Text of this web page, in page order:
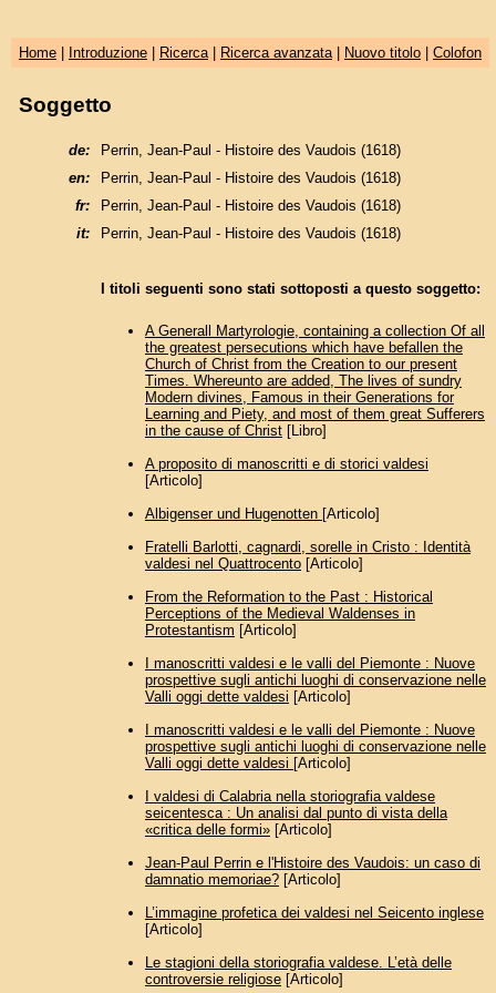
Home| Introduzione| Ricerca| Ricerca avanzata| Nuovo titolo| Colofon
Soggetto
de:
Perrin, Jean-Paul - Histoire des Vaudois (1618)
en:
Perrin, Jean-Paul - Histoire des Vaudois (1618)
fr:
Perrin, Jean-Paul - Histoire des Vaudois (1618)
it:
Perrin, Jean-Paul - Histoire des Vaudois (1618)
I titoli seguenti sono stati sottoposti a questo soggetto:
A Generall Martyrologie, containing a collection Of all
the greatest persecutions which have befallen the
Church of Christ from the Creation to our present
Times. Whereunto are added, The lives of sundry
Modern divines, Famous in their Generations for
Learning and Piety, and most of them great Sufferers
in the cause of Christ[Libro]
A proposito di manoscritti e di storici valdesi
[Articolo]
Albigenser und Hugenotten [Articolo]
Fratelli Barlotti, cagnardi, sorelle in Cristo : Identità
valdesi nel Quattrocento[Articolo]
From the Reformation to the Past : Historical
Perceptions of the Medieval Waldenses in
Protestantism [Articolo]
I manoscritti valdesi e le valli del Piemonte : Nuove
prospettive sugli antichi luoghi di conservazione nelle
Valli oggi dette valdesi [Articolo]
I manoscritti valdesi e le valli del Piemonte : Nuove
prospettive sugli antichi luoghi di conservazione nelle
Valli oggi dette valdesi [Articolo]
I valdesi di Calabria nella storiografia valdese
seicentesca : Un analisi dal punto di vista della
«critica delle formi»[Articolo]
Jean-Paul Perrin e l'Histoire des Vaudois: un caso di
damnatio memoriae?[Articolo]
L’immagine profetica dei valdesi nel Seicento inglese
[Articolo]
Le stagioni della storiografia valdese. L’età delle
controversie religiose[Articolo]